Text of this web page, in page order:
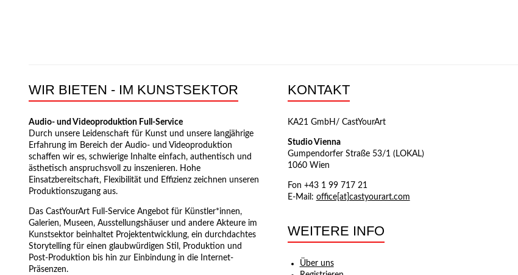
WIR BIETEN - IM KUNSTSEKTOR
Audio- und Videoproduktion Full-Service
Durch unsere Leidenschaft für Kunst und unsere langjährige
Erfahrung im Bereich der Audio- und Videoproduktion
schaffen wir es, schwierige Inhalte einfach, authentisch und
ästhetisch anspruchsvoll zu inszenieren. Hohe
Einsatzbereitschaft, Flexibilität und Effizienz zeichnen unseren
Produktionszugang aus.
Das CastYourArt Full-Service Angebot für Künstler*innen,
Galerien, Museen, Ausstellungshäuser und andere Akteure im
Kunstsektor beinhaltet Projektentwicklung, ein durchdachtes
Storytelling für einen glaubwürdigen Stil, Produktion und
Post-Produktion bis hin zur Einbindung in die Internet-
Präsenzen.
KONTAKT
KA21 GmbH/ CastYourArt
Studio Vienna
Gumpendorfer Straße 53/1 (LOKAL)
1060 Wien
Fon +43 1 99 717 21
E-Mail: office[at]castyourart.com
WEITERE INFO
Über uns